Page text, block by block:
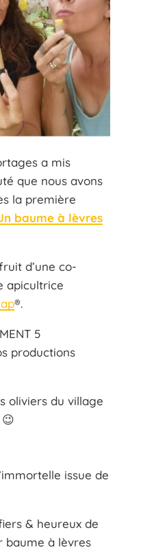
a mis
que nous avons
la première
baume à lèvres
d’une co-
apicultrice
®.
5
productions
oliviers du village
issue de
& heureux de
baume à lèvres